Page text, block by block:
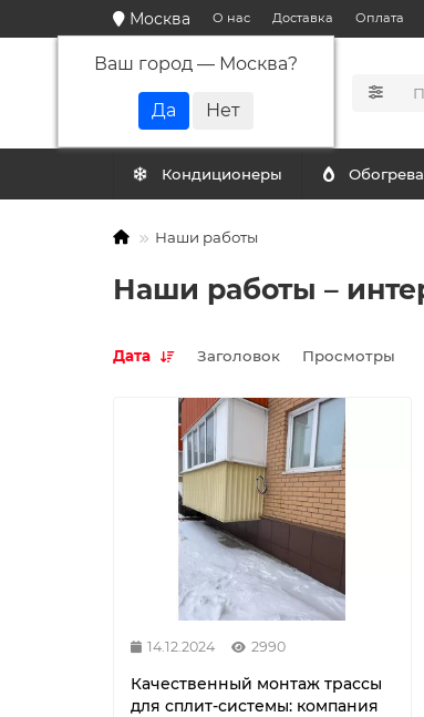
Москва
Ваш город — Москва?
О нас Доставка Оплата
Кондиционеры
Наши работы
Наши работы –
Дата Заголовок Просмотры
14.12.2024 2990
Качественный монтаж трассы
для сплит-системы: компания